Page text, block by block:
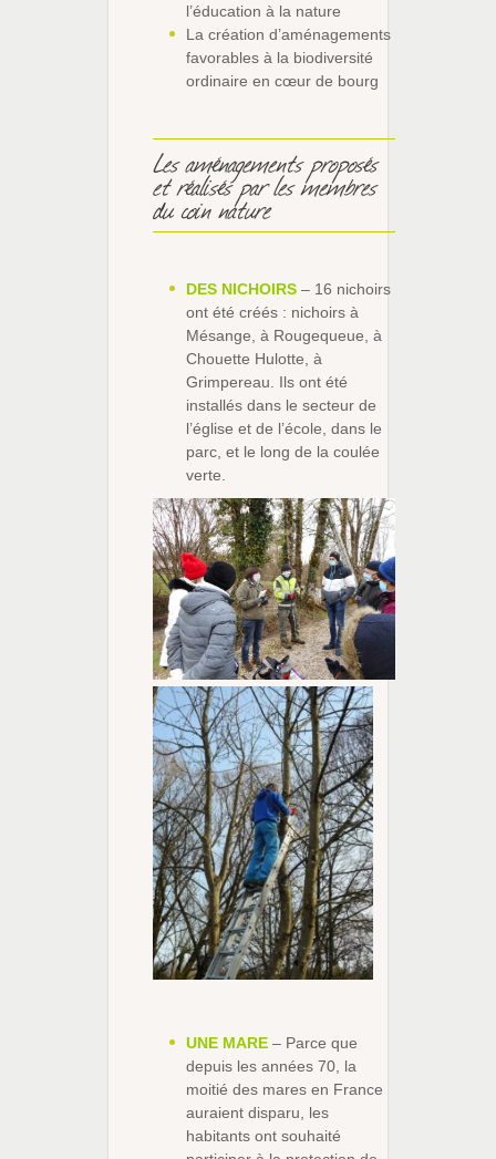
l’éducation à la nature
La création d’aménagements
favorables à la biodiversité
ordinaire en cœur de bourg
Les aménagements proposés
et réalisés par les membres
du coin nature
DES NICHOIRS – 16 nichoirs
ont été créés : nichoirs à
Mésange, à Rougequeue, à
Chouette Hulotte, à
Grimpereau. Ils ont été
installés dans le secteur de
l’église et de l’école, dans le
parc, et le long de la coulée
verte.
UNE MARE – Parce que
depuis les années 70, la
moitié des mares en France
auraient disparu, les
habitants ont souhaité